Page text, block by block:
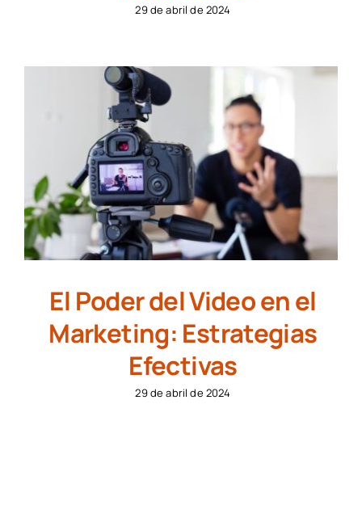
29 de abril de 2024
El Poder del Video en el
Marketing: Estrategias
Efectivas
29 de abril de 2024